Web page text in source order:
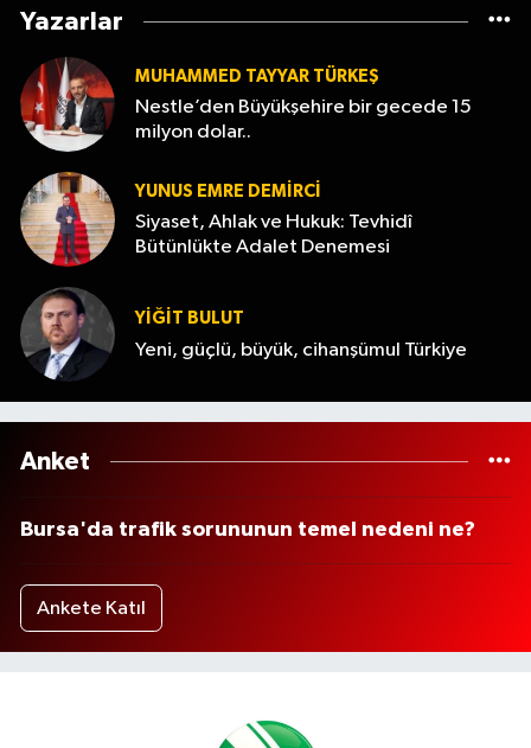
Yazarlar
MUHAMMED TAYYAR TÜRKEŞ
Nestle’den Büyükşehire bir gecede 15
milyon dolar..
YUNUS EMRE DEMIRCI
Siyaset, Ahlak ve Hukuk: Tevhidî
Bütünlükte Adalet Denemesi
YİĞİT BULUT
Yeni, güçlü, büyük, cihanşümul Türkiye
Anket
Bursa'da trafik sorununun temel nedeni ne?
Ankete Katıl